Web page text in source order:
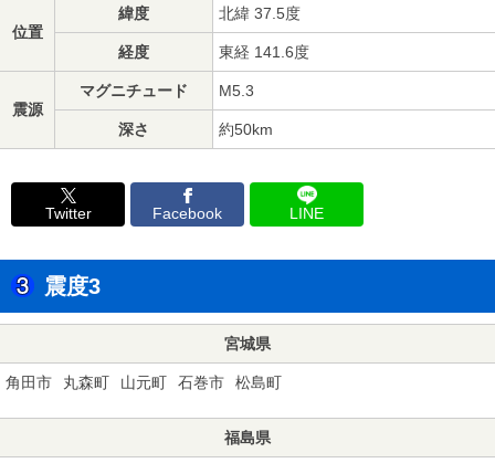
位置
緯度 北緯 37.5度
経度 東経 141.6度
震源
マグニチュード M5.3
深さ 約50km
Twitter Facebook LINE
震度3
宮城県
角田市 丸森町 山元町 石巻市 松島町
福島県